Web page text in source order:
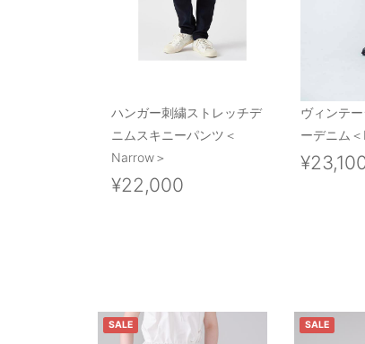
ハンガー刺繍ストレッチデ
ニムスキニーパンツ＜
Narrow＞
¥22,000
ヴィンテ
ーデニム
SALE SALE